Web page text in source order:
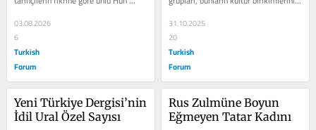
İmparatoru Atilla’nın...
03.08.2026
6
Turkish
Forum
kimliklerini baskın...
31.10.2025
20
Turkish
Forum
Yeni Türkiye Dergisi’nin
İdil Ural Özel Sayısı
Rus Zulmüne Boyun
Eğmeyen Tatar Kadını